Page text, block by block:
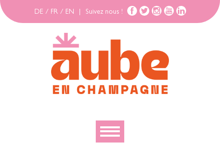
DE / FR / EN Suivez nous !